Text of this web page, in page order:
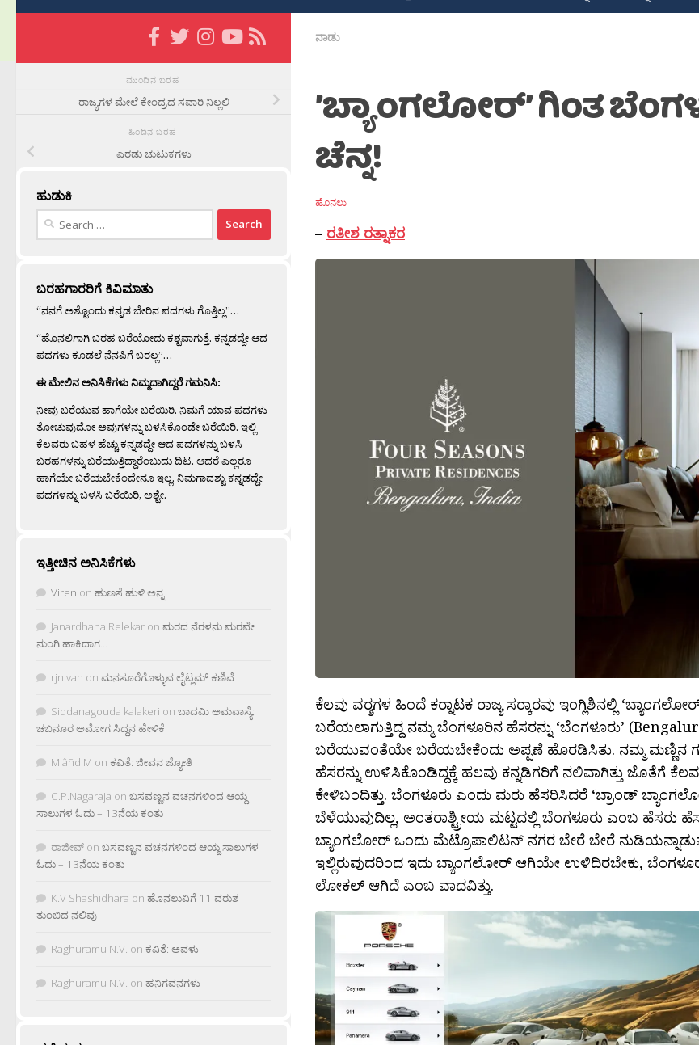
ನಾಡು
’ಬ್ಯಾಂಗಲೋರ್’ ಗಿಂತ
ಚೆನ್ನ!
ಹೊನಲು
– ರತೀಶ ರತ್ನಾಕರ
ಕೆಲವು ವರ್‍ಶಗಳ ಹಿಂದೆ ಕರ್‍ನಾಟಕ ರಾಜ್ಯ ಸರ್‍ಕಾರವು ಇಂಗ್ಲಿಶಿನಲ್ಲಿ
ಬರೆಯಲಾಗುತ್ತಿದ್ದ ನಮ್ಮ ಬೆಂಗಳೂರಿನ ಹೆಸರನ್ನು ‘ಬೆಂಗಳೂರು’
ಬರೆಯುವಂತೆಯೇ ಬರೆಯಬೇಕೆಂದು ಅಪ್ಪಣೆ ಹೊರಡಿಸಿತು. ನಮ್ಮ ಮಣ್ಣಿನ
ಹೆಸರನ್ನು ಉಳಿಸಿಕೊಂಡಿದ್ದಕ್ಕೆ ಹಲವು ಕನ್ನಡಿಗರಿಗೆ ನಲಿವಾಗಿತ್ತು ಜೊತೆಗೆ
ಕೇಳಿಬಂದಿತ್ತು. ಬೆಂಗಳೂರು ಎಂದು ಮರು ಹೆಸರಿಸಿದರೆ ‘ಬ್ರಾಂಡ್
ಬೆಳೆಯುವುದಿಲ್ಲ, ಅಂತರಾಶ್ಟ್ರೀಯ ಮಟ್ಟದಲ್ಲಿ ಬೆಂಗಳೂರು ಎಂಬ ಹೆಸರು
ಬ್ಯಾಂಗಲೋರ್‍ ಒಂದು ಮೆಟ್ರೊಪಾಲಿಟನ್ ನಗರ ಬೇರೆ ಬೇರೆ
ಇಲ್ಲಿರುವುದರಿಂದ ಇದು ಬ್ಯಾಂಗಲೋರ್‍ ಆಗಿಯೇ ಉಳಿದಿರಬೇಕು,
ಲೋಕಲ್ ಆಗಿದೆ ಎಂಬ ವಾದವಿತ್ತು.
ಮುಂದಿನ ಬರಹ
ರಾಜ್ಯಗಳ ಮೇಲೆ ಕೇಂದ್ರದ ಸವಾರಿ ನಿಲ್ಲಲಿ
ಹಿಂದಿನ ಬರಹ
ಎರಡು ಚುಟುಕಗಳು
ಹುಡುಕಿ
Search
ಬರಹಗಾರರಿಗೆ ಕಿವಿಮಾತು
“ನನಗೆ ಅಶ್ಟೊಂದು ಕನ್ನಡ ಬೇರಿನ ಪದಗಳು ಗೊತ್ತಿಲ್ಲ”…
“ಹೊನಲಿಗಾಗಿ ಬರಹ ಬರೆಯೋದು ಕಶ್ಟವಾಗುತ್ತೆ. ಕನ್ನಡದ್ದೇ ಆದ
ಪದಗಳು ಕೂಡಲೆ ನೆನಪಿಗೆ ಬರಲ್ಲ”…
ಈ ಮೇಲಿನ ಅನಿಸಿಕೆಗಳು ನಿಮ್ಮದಾಗಿದ್ದರೆ ಗಮನಿಸಿ:
ನೀವು ಬರೆಯುವ ಹಾಗೆಯೇ ಬರೆಯಿರಿ. ನಿಮಗೆ ಯಾವ ಪದಗಳು
ತೋಚುವುದೋ ಅವುಗಳನ್ನು ಬಳಸಿಕೊಂಡೇ ಬರೆಯಿರಿ. ಇಲ್ಲಿ
ಕೆಲವರು ಬಹಳ ಹೆಚ್ಚು ಕನ್ನಡದ್ದೇ ಆದ ಪದಗಳನ್ನು ಬಳಸಿ
ಬರಹಗಳನ್ನು ಬರೆಯುತ್ತಿದ್ದಾರೆಂಬುದು ದಿಟ. ಆದರೆ ಎಲ್ಲರೂ
ಹಾಗೆಯೇ ಬರೆಯಬೇಕೆಂದೇನೂ ಇಲ್ಲ. ನಿಮಗಾದಶ್ಟು ಕನ್ನಡದ್ದೇ
ಪದಗಳನ್ನು ಬಳಸಿ ಬರೆಯಿರಿ, ಅಶ್ಟೇ.
ಇತ್ತೀಚಿನ ಅನಿಸಿಕೆಗಳು
Viren on ಹುಣಸೆ ಹುಳಿ ಅನ್ನ
Janardhana Relekar on ಮರದ ನೆರಳನು ಮರವೇ
ನುಂಗಿ ಹಾಕಿದಾಗ…
rjnivah on ಮನಸೂರೆಗೊಳ್ಳುವ ಲೈಟ್ಲಮ್ ಕಣಿವೆ
Siddanagouda kalakeri on ಬಾದಮಿ ಅಮವಾಸ್ಯೆ:
ಚಬನೂರ ಅಮೋಗ ಸಿದ್ದನ ಹೇಳಿಕೆ
M âñd M on ಕವಿತೆ: ಜೀವನ ಜ್ಯೋತಿ
C.P.Nagaraja on ಬಸವಣ್ಣನ ವಚನಗಳಿಂದ ಆಯ್ದ
ಸಾಲುಗಳ ಓದು – 13ನೆಯ ಕಂತು
ರಾಜೀವ್ on ಬಸವಣ್ಣನ ವಚನಗಳಿಂದ ಆಯ್ದ ಸಾಲುಗಳ
ಓದು – 13ನೆಯ ಕಂತು
K.V Shashidhara on ಹೊನಲುವಿಗೆ 11 ವರುಶ
ತುಂಬಿದ ನಲಿವು
Raghuramu N.V. on ಕವಿತೆ: ಅವಳು
Raghuramu N.V. on ಹನಿಗವನಗಳು